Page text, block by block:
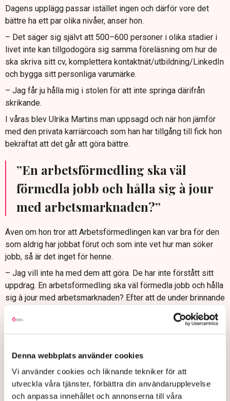
Denna webbplats använder cookies
Vi använder cookies och liknande tekniker för att
utveckla våra tjänster, förbättra din användarupplevelse
och anpassa innehållet och annonserna till våra
Dagens upplägg passar istället ingen och därför vore det
bättre ha ett par olika nivåer, anser hon.
– Det säger sig självt att 500–600 personer i olika stadier i
livet inte kan tillgodogöra sig samma föreläsning om hur de
ska skriva sitt cv, komplettera kontaktnät/utbildning/LinkedIn
och bygga sitt personliga varumärke.
– Jag får ju hålla mig i stolen för att inte springa därifrån
skrikande.
I våras blev Ulrika Martins man uppsagd och när hon jämför
med den privata karriärcoach som han har tillgång till fick hon
bekräftat att det går att göra bättre.
”En arbetsförmedling ska väl
förmedla jobb och hålla sig à jour
med arbetsmarknaden?”
Även om hon tror att Arbetsförmedlingen kan var bra för den
som aldrig har jobbat förut och som inte vet hur man söker
jobb, så är det inget för henne.
– Jag vill inte ha med dem att göra. De har inte förstått sitt
uppdrag. En arbetsförmedling ska väl förmedla jobb och hålla
sig à jour med arbetsmarknaden? Efter att de under brinnande
utbilda mig inom hotell och restaurang gav jag upp hoppet om
dem.
Myndigheten svarar
Johanna Schumacher, enhetschef Leverantörsuppföljning på
Arbetsförmedlingen, besvarar kritiken: